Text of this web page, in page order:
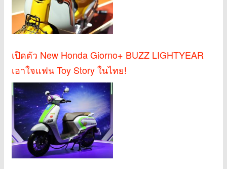
เปิดตัว New Honda Giorno+ BUZZ LIGHTYEAR
เอาใจแฟน Toy Story ในไทย!